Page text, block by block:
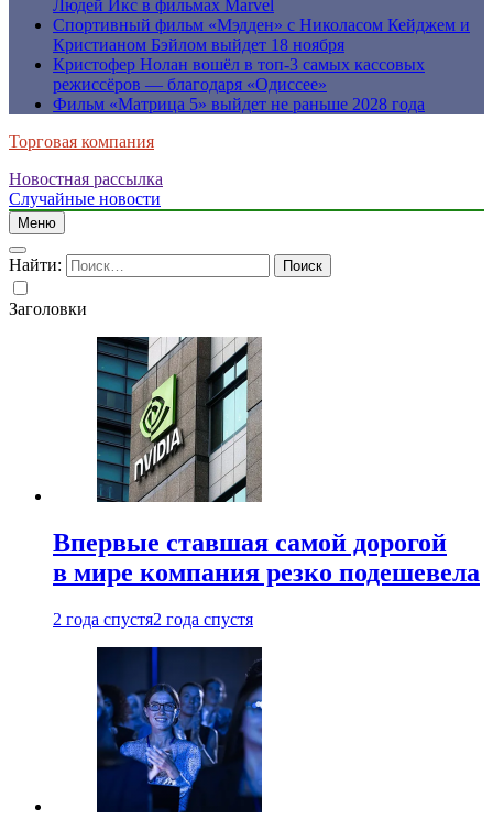
Людей Икс в фильмах Marvel
Спортивный фильм «Мэдден» с Николасом Кейджем и
Кристианом Бэйлом выйдет 18 ноября
Кристофер Нолан вошёл в топ-3 самых кассовых
режиссёров — благодаря «Одиссее»
Фильм «Матрица 5» выйдет не раньше 2028 года
Торговая компания
Новостная рассылка
Случайные новости
Меню
Найти:
Заголовки
Впервые ставшая самой дорогой
в мире компания резко подешевела
2 года спустя2 года спустя